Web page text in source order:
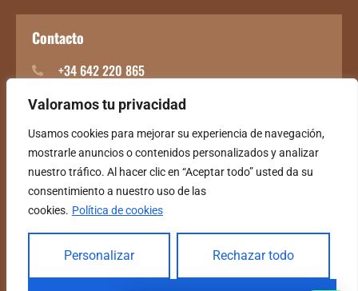
Valoramos tu privacidad
Usamos cookies para mejorar su experiencia de navegación,
mostrarle anuncios o contenidos personalizados y analizar
nuestro tráfico. Al hacer clic en “Aceptar todo” usted da su
consentimiento a nuestro uso de las
cookies. Política de cookies
Personalizar Rechazar todo
Contacto
+34 642 220 865
Islas Baleares
Desarrollado por Wilapp